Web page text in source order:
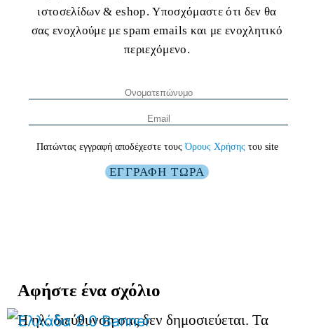
ιστοσελίδων & eshop. Υποσχόμαστε ότι δεν θα
σας ενοχλούμε με spam emails και με ενοχλητικό
περιεχόμενο.
Πατώντας εγγραφή αποδέχεστε τουςΌρους Χρήσης του site
Αφήστε ένα σχόλιο
Η ηλ. διεύθυνση σας δεν δημοσιεύεται. Τα